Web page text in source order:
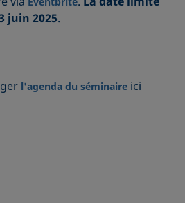
juin 2025.
l'agenda du séminaire ici